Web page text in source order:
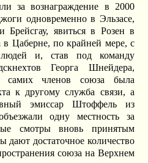
за вознаграждение в 2000
одновременно в Эльзасе,
Брейсгау, явиться в Розен в
в Цаберне, по крайней мере, с
и, став под команду
Георга Шнейдера,
самих членов союза была
к другому служба связи, а
эмиссар Штоффель из
одну местность за
смотры вновь принятым
дают достаточное количество
союза на Верхнем